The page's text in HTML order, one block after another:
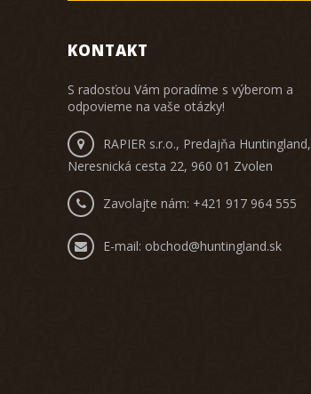
KONTAKT
S radosťou Vám poradíme s výberom a
odpovieme na vaše otázky!
RAPIER s.r.o., Predajňa Huntingland,
Neresnická cesta 22, 960 01 Zvolen
Zavolajte nám: +421 917 964 555
E-mail: obchod@huntingland.sk